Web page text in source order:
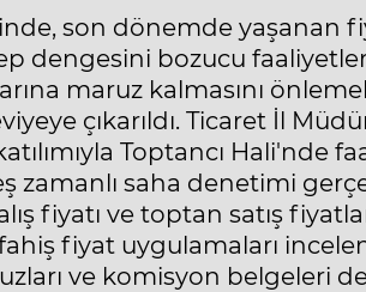
son dönemde yaşanan
dengesini bozucu
maruz kalmasını
çıkarıldı. Ticaret İl
Toptancı Hali'nde
zamanlı saha denetimi
fiyatı ve toptan satış
fahiş fiyat uygulamaları
ve komisyon belgeleri